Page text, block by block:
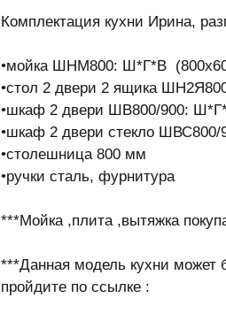
Комплектация кухни Ирина,
•мойка ШНМ800: Ш*Г*В
•стол 2 двери 2 ящика
•шкаф 2 двери ШВ800/900:
•шкаф 2 двери стекло
•столешница 800 мм
•ручки сталь, фурнитура
***Мойка ,плита ,вытяжка
***Данная модель кухни может
пройдите по ссылке :